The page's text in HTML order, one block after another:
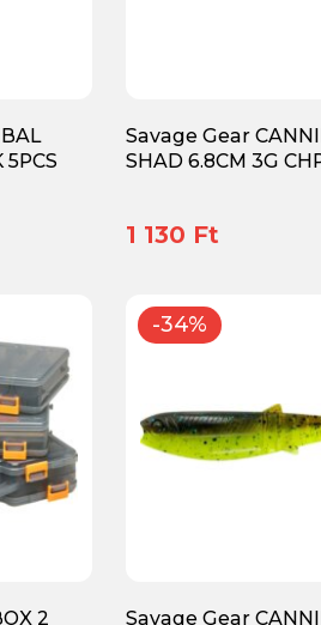
5PCS
Savage Gear
SHAD 6.8CM 3G
1 130 Ft
2
-34%
Savage Gear